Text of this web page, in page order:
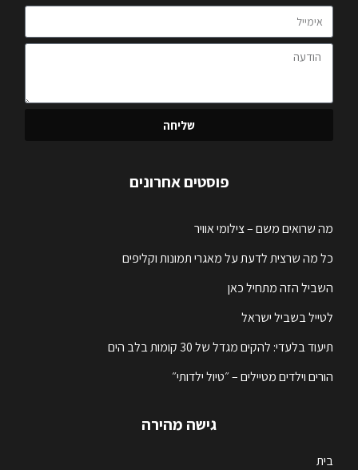
שליחה
פוסטים אחרונים
מה שרואים משם – צילומי אוויר
כל מה שרצית לדעת על מאגרי תמונות וקליפים
השביל הזה מתחיל כאן
לטייל בשביל ישראל
תיעוד בלעדי: להקים מגדל של 30 קומות בלב הים
הורים וילדים מטיילים – ״טיול ילדותי״
גישה מהירה
בית